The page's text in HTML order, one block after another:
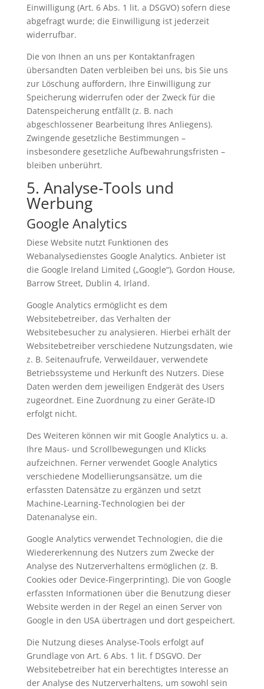
Einwilligung (Art. 6 Abs. 1 lit. a DSGVO) sofern diese
abgefragt wurde; die Einwilligung ist jederzeit
widerrufbar.
Die von Ihnen an uns per Kontaktanfragen
übersandten Daten verbleiben bei uns, bis Sie uns
zur Löschung auffordern, Ihre Einwilligung zur
Speicherung widerrufen oder der Zweck für die
Datenspeicherung entfällt (z. B. nach
abgeschlossener Bearbeitung Ihres Anliegens).
Zwingende gesetzliche Bestimmungen –
insbesondere gesetzliche Aufbewahrungsfristen –
bleiben unberührt.
5. Analyse-Tools und
Werbung
Google Analytics
Diese Website nutzt Funktionen des
Webanalysedienstes Google Analytics. Anbieter ist
die Google Ireland Limited („Google“), Gordon House,
Barrow Street, Dublin 4, Irland.
Google Analytics ermöglicht es dem
Websitebetreiber, das Verhalten der
Websitebesucher zu analysieren. Hierbei erhält der
Websitebetreiber verschiedene Nutzungsdaten, wie
z. B. Seitenaufrufe, Verweildauer, verwendete
Betriebssysteme und Herkunft des Nutzers. Diese
Daten werden dem jeweiligen Endgerät des Users
zugeordnet. Eine Zuordnung zu einer Geräte-ID
erfolgt nicht.
Des Weiteren können wir mit Google Analytics u. a.
Ihre Maus- und Scrollbewegungen und Klicks
aufzeichnen. Ferner verwendet Google Analytics
verschiedene Modellierungsansätze, um die
erfassten Datensätze zu ergänzen und setzt
Machine-Learning-Technologien bei der
Datenanalyse ein.
Google Analytics verwendet Technologien, die die
Wiedererkennung des Nutzers zum Zwecke der
Analyse des Nutzerverhaltens ermöglichen (z. B.
Cookies oder Device-Fingerprinting). Die von Google
erfassten Informationen über die Benutzung dieser
Website werden in der Regel an einen Server von
Google in den USA übertragen und dort gespeichert.
Die Nutzung dieses Analyse-Tools erfolgt auf
Grundlage von Art. 6 Abs. 1 lit. f DSGVO. Der
Websitebetreiber hat ein berechtigtes Interesse an
der Analyse des Nutzerverhaltens, um sowohl sein